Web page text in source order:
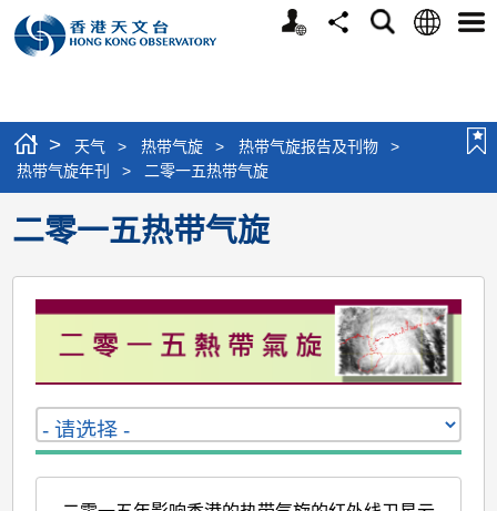
个
分
搜
语
选
> 天气 > 热带气旋 > 热带气旋报告及刊物
>
热带气旋年刊
> 二零一五热带气旋
二零一五热带气旋